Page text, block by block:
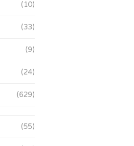
(10)
(33)
(9)
(24)
(629)
(55)